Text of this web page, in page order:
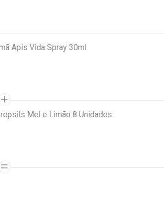
Apis Vida Spray 30ml
Mel e Limão 8 Unidades